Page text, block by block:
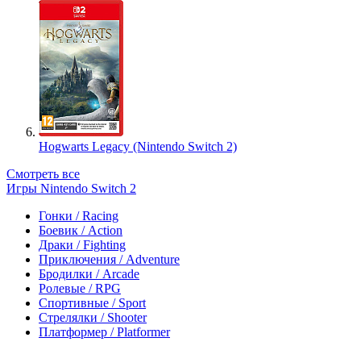
Hogwarts Legacy (Nintendo Switch 2)
Смотреть все
Игры Nintendo Switch 2
Гонки / Racing
Боевик / Action
Драки / Fighting
Приключения / Adventure
Бродилки / Arcade
Ролевые / RPG
Спортивные / Sport
Стрелялки / Shooter
Платформер / Platformer